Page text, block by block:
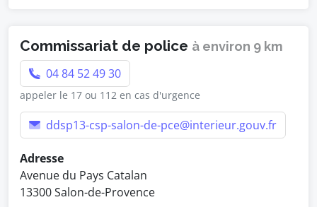
Commissariat de police à environ 9 km
04 84 52 49 30
appeler le 17 ou 112 en cas d'urgence
ddsp13-csp-salon-de-pce@interieur.gouv.fr
Adresse
Avenue du Pays Catalan
13300 Salon-de-Provence